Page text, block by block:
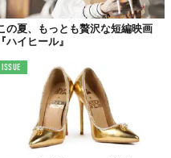
選手オルガ・コルブトに憧
化したパフォーマンスを学
の夏、もっとも贅沢な短編映画
『ハイヒール』
ISSUE